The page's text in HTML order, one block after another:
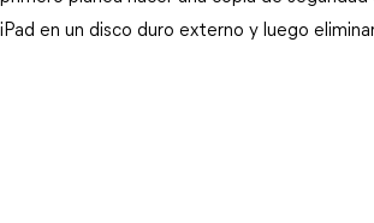
iPad en un disco duro externo y luego